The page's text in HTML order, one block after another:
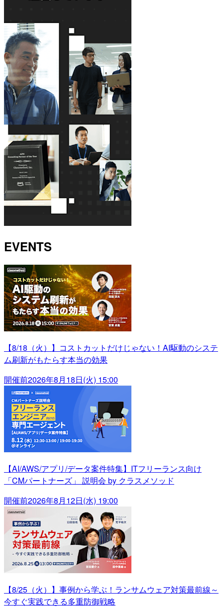
EVENTS
【8/18（火）】コストカットだけじゃない！AI駆動のシステ
ム刷新がもたらす本当の効果
開催前2026年8月18日(火) 15:00
【AI/AWS/アプリ/データ案件特集】ITフリーランス向け
「CMパートナーズ」 説明会 by クラスメソッド
開催前2026年8月12日(水) 19:00
【8/25（火）】事例から学ぶ！ランサムウェア対策最前線～
今すぐ実践できる多重防御戦略